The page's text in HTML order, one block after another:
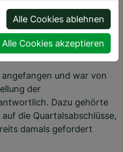
Firma angefangen?
und war von
der
Dazu gehörte
die Quartalsabschlüsse,
damals gefordert
Alle Cookies ablehnen
Alle Cookies akzeptieren